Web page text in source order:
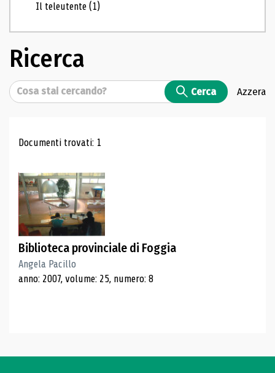
Il teleutente(1)
Ricerca
Cerca Cerca Azzera
Risultati di ricerca
Documenti trovati: 1
Biblioteca provinciale di Foggia
Angela Pacillo
anno: 2007, volume: 25, numero: 8